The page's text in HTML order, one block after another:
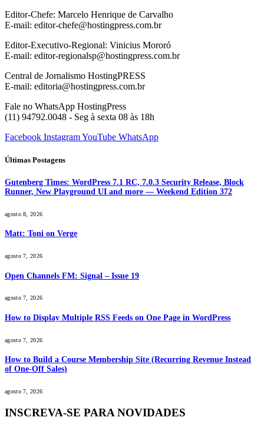
Editor-Chefe: Marcelo Henrique de Carvalho
E-mail: editor-chefe@hostingpress.com.br
Editor-Executivo-Regional: Vinicius Mororó
E-mail: editor-regionalsp@hostingpress.com.br
Central de Jornalismo HostingPRESS
E-mail: editoria@hostingpress.com.br
Fale no WhatsApp HostingPress
(11) 94792.0048 - Seg à sexta 08 às 18h
Facebook InstagramYouTube WhatsApp
Últimas Postagens
Gutenberg Times: WordPress 7.1 RC, 7.0.3 Security Release, Block
Runner, New Playground UI and more — Weekend Edition 372
agosto 8, 2026
Matt: Toni on Verge
agosto 7, 2026
Open Channels FM: Signal – Issue 19
agosto 7, 2026
How to Display Multiple RSS Feeds on One Page in WordPress
agosto 7, 2026
How to Build a Course Membership Site (Recurring Revenue Instead
of One-Off Sales)
agosto 7, 2026
INSCREVA-SE PARA NOVIDADES